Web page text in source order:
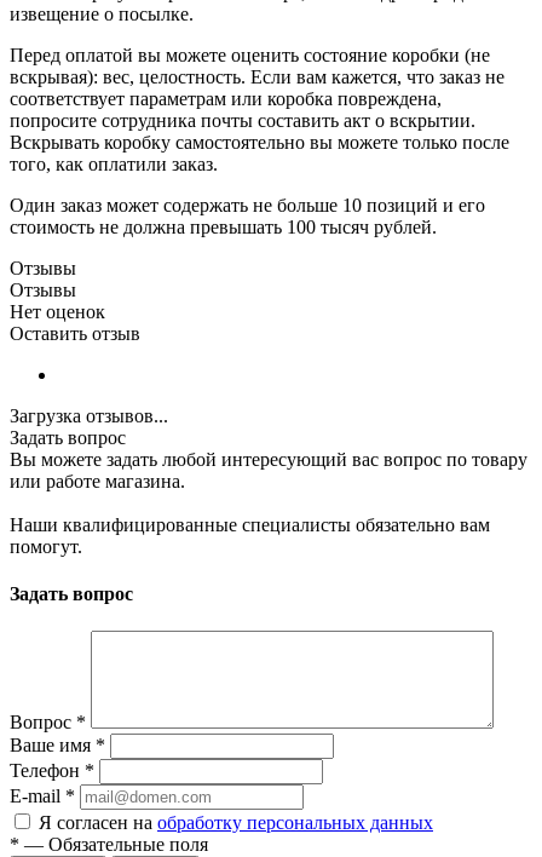
извещение о посылке.
Перед оплатой вы можете оценить состояние коробки (не
вскрывая): вес, целостность. Если вам кажется, что заказ не
соответствует параметрам или коробка повреждена,
попросите сотрудника почты составить акт о вскрытии.
Вскрывать коробку самостоятельно вы можете только после
того, как оплатили заказ.
Один заказ может содержать не больше 10 позиций и его
стоимость не должна превышать 100 тысяч рублей.
Отзывы
Отзывы
Нет оценок
Оставить отзыв
Загрузка отзывов...
Задать вопрос
Вы можете задать любой интересующий вас вопрос по товару
или работе магазина.
Наши квалифицированные специалисты обязательно вам
помогут.
Задать вопрос
Вопрос *
Ваше имя *
Телефон *
E-mail *
Я согласен на обработку персональных данных
* — Обязательные поля